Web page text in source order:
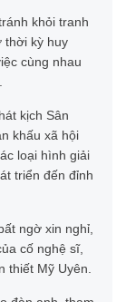
khỏi tranh
thời kỳ huy
cùng nhau
kịch Sân
khấu xã hội
loại hình giải
triển đến đỉnh
ngờ xin nghỉ,
cố nghệ sĩ,
thiết Mỹ Uyên.